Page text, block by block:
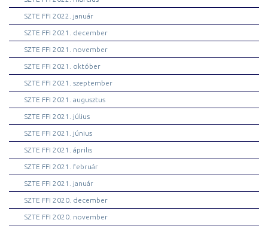
SZTE FFI 2022. január
SZTE FFI 2021. december
SZTE FFI 2021. november
SZTE FFI 2021. október
SZTE FFI 2021. szeptember
SZTE FFI 2021. augusztus
SZTE FFI 2021. július
SZTE FFI 2021. június
SZTE FFI 2021. április
SZTE FFI 2021. február
SZTE FFI 2021. január
SZTE FFI 2020. december
SZTE FFI 2020. november